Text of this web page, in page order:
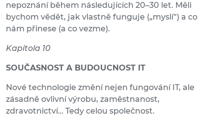
nepoznání během následujících 20–30 let. Měli
bychom vědět, jak vlastně funguje („myslí“) a co
nám přinese (a co vezme).
Kapitola 10
SOUČASNOST A BUDOUCNOST IT
Nové technologie změní nejen fungování IT, ale
zásadně ovlivní výrobu, zaměstnanost,
zdravotnictví… Tedy celou společnost.